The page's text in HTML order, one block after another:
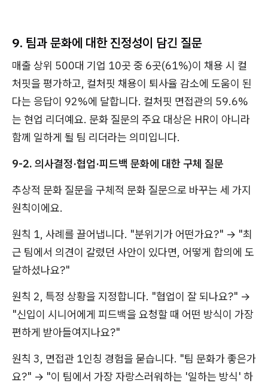
9. 팀과 문화에 대한 진정성이 담긴 질문
매출 상위 500대 기업 10곳 중 6곳(61%)이 채용 시 컬
처핏을 평가하고, 컬처핏 채용이 퇴사율 감소에 도움이 된
다는 응답이 92%에 달합니다. 컬처핏 면접관의 59.6%
는 현업 리더예요. 문화 질문의 주요 대상은 HR이 아니라
함께 일하게 될 팀 리더라는 의미입니다.
9-2. 의사결정·협업·피드백 문화에 대한 구체 질문
추상적 문화 질문을 구체적 문화 질문으로 바꾸는 세 가지
원칙이에요.
원칙 1, 사례를 끌어냅니다. "분위기가 어떤가요?" → "최
근 팀에서 의견이 갈렸던 사안이 있다면, 어떻게 합의에 도
달하셨나요?"
원칙 2, 특정 상황을 지정합니다. "협업이 잘 되나요?" →
"신입이 시니어에게 피드백을 요청할 때 어떤 방식이 가장
편하게 받아들여지나요?"
원칙 3, 면접관 1인칭 경험을 묻습니다. "팀 문화가 좋은가
요?" → "이 팀에서 가장 자랑스러워하는 '일하는 방식' 하